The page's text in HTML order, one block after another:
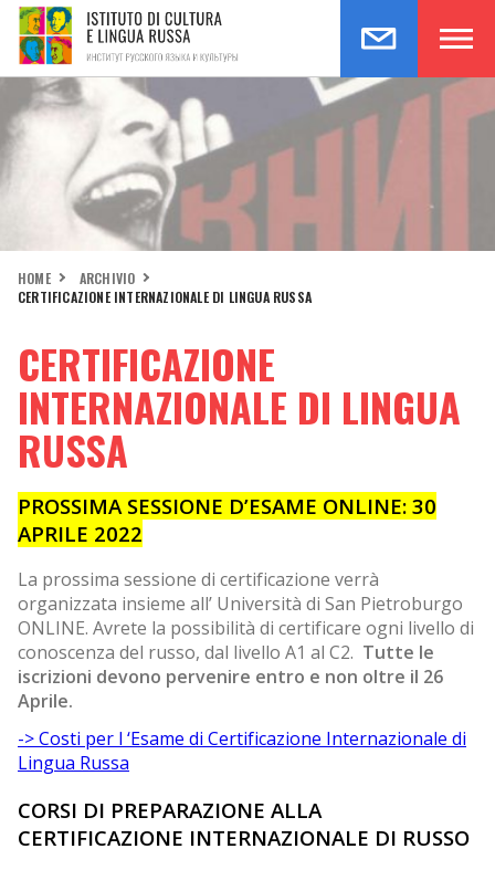
HOME
ARCHIVIO
CERTIFICAZIONE INTERNAZIONALE DI LINGUA RUSSA
CERTIFICAZIONE
INTERNAZIONALE DI LINGUA
RUSSA
PROSSIMA SESSIONE D’ESAME ONLINE: 30
APRILE 2022
La prossima sessione di certificazione verrà
organizzata insieme all’ Università di San Pietroburgo
ONLINE. Avrete la possibilità di certificare ogni livello di
conoscenza del russo, dal livello A1 al C2. Tutte le
iscrizioni devono pervenire entro e non oltre il 26
Aprile.
-> Costi per l ‘Esame di Certificazione Internazionale di
Lingua Russa
CORSI DI PREPARAZIONE ALLA
CERTIFICAZIONE INTERNAZIONALE DI RUSSO